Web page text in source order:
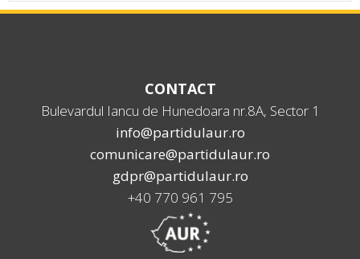
CONTACT
Bulevardul Iancu de Hunedoara nr.8A, Sector 1
info@partidulaur.ro
comunicare@partidulaur.ro
gdpr@partidulaur.ro
+40 770 961 795